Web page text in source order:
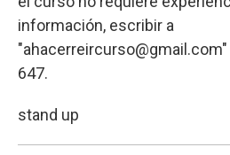
información, escribir a
"ahacerreircurso@gmail.com
647.
stand up